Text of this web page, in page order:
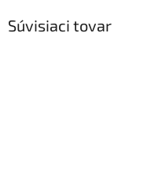
Súvisiaci tovar